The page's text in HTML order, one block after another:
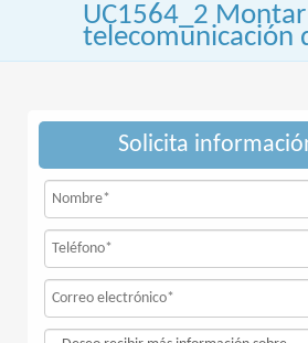
UC1564_2
telecomunicación
Solicita